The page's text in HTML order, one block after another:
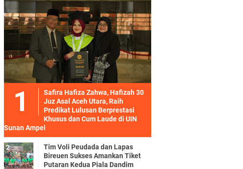
Safira Hafiza Zahwa, Hafizah 30
Juz Asal Aceh Utara, Raih
Predikat Lulusan Berprestasi
Khusus dan Cum Laude di UIN
Sunan Ampel
Tim Voli Peudada dan Lapas
Bireuen Sukses Amankan Tiket
Putaran Kedua Piala Dandim